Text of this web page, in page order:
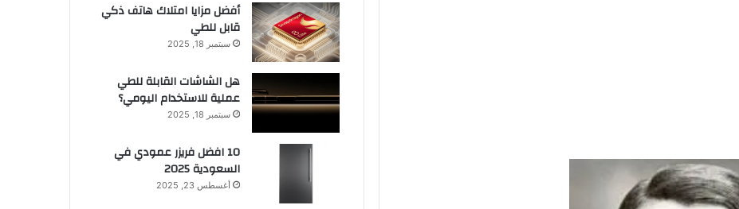
أفضل مزايا امتلاك هاتف ذكي
قابل للطي
سبتمبر 18, 2025
هل الشاشات القابلة للطي
عملية للاستخدام اليومي؟
سبتمبر 18, 2025
10 افضل فريزر عمودي​ في
السعودية​ 2025
أغسطس 23, 2025